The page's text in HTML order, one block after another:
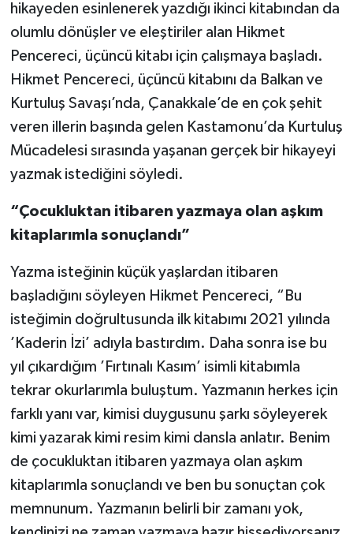
hikayeden esinlenerek yazdığı ikinci kitabından da
olumlu dönüşler ve eleştiriler alan Hikmet
Pencereci, üçüncü kitabı için çalışmaya başladı.
Hikmet Pencereci, üçüncü kitabını da Balkan ve
Kurtuluş Savaşı’nda, Çanakkale’de en çok şehit
veren illerin başında gelen Kastamonu’da Kurtuluş
Mücadelesi sırasında yaşanan gerçek bir hikayeyi
yazmak istediğini söyledi.
“Çocukluktan itibaren yazmaya olan aşkım
kitaplarımla sonuçlandı”
Yazma isteğinin küçük yaşlardan itibaren
başladığını söyleyen Hikmet Pencereci, “Bu
isteğimin doğrultusunda ilk kitabımı 2021 yılında
’Kaderin İzi’ adıyla bastırdım. Daha sonra ise bu
yıl çıkardığım ’Fırtınalı Kasım’ isimli kitabımla
tekrar okurlarımla buluştum. Yazmanın herkes için
farklı yanı var, kimisi duygusunu şarkı söyleyerek
kimi yazarak kimi resim kimi dansla anlatır. Benim
de çocukluktan itibaren yazmaya olan aşkım
kitaplarımla sonuçlandı ve ben bu sonuçtan çok
memnunum. Yazmanın belirli bir zamanı yok,